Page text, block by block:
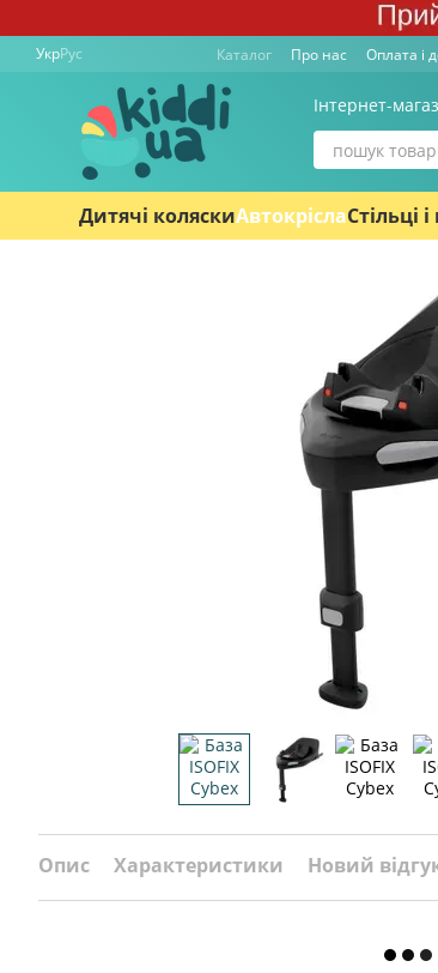
УкрРус Каталог Про нас Оплата і
Інтернет-
Дитячі коляскиАвтокріслаСтільці
Опис Характеристики Новий